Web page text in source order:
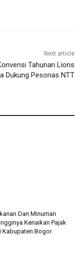
Next article
Tahunan Lions
Dukung Pesonas NTT
Dan Minuman
Kenaikan Pajak
Kabupaten Bogor